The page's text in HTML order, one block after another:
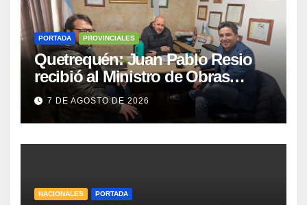
PORTADA PROVINCIALES
Quetrequén: Juan Pablo Resio
recibió al Ministro de Obras
Públicas y al Presidente de
Vialidad para recorrer la ruta a
Villa Huidobro
7 DE AGOSTO DE 2026
NACIONALES PORTADA